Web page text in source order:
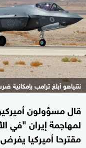
نتنياهو أبلغ ترامب بإمكانية
قال مسؤولون
لمهاجمة إيران "في
مقترحا أميركيا